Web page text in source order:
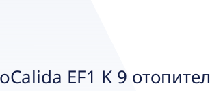
EF1 K 9